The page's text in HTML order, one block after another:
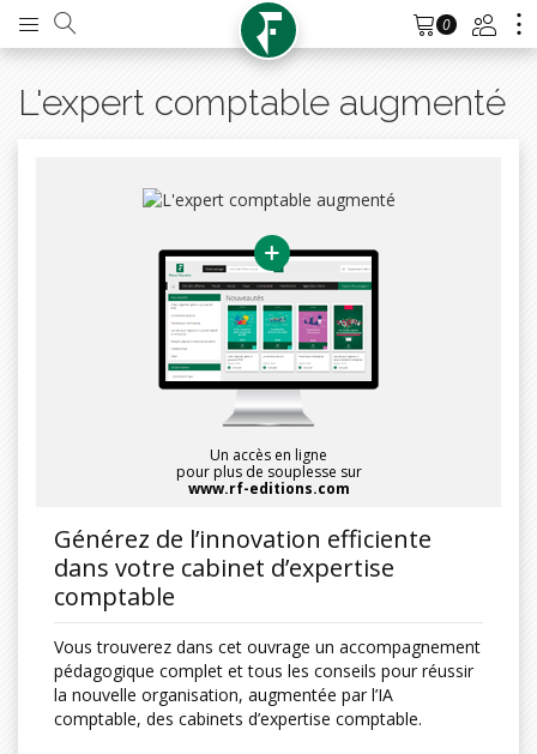
0
L'expert comptable augmenté
Un accès en ligne
pour plus de souplesse sur
www.rf-editions.com
Générez de l’innovation efficiente
dans votre cabinet d’expertise
comptable
Vous trouverez dans cet ouvrage un accompagnement
pédagogique complet et tous les conseils pour réussir
la nouvelle organisation, augmentée par l’IA
comptable, des cabinets d’expertise comptable.